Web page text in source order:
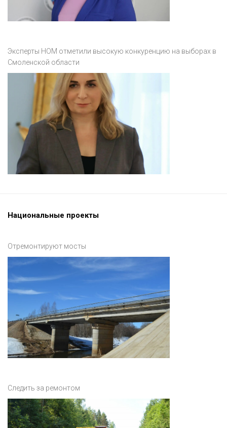
Эксперты НОМ отметили высокую конкуренцию на выборах в
Смоленской области
Национальные проекты
Отремонтируют мосты
Следить за ремонтом